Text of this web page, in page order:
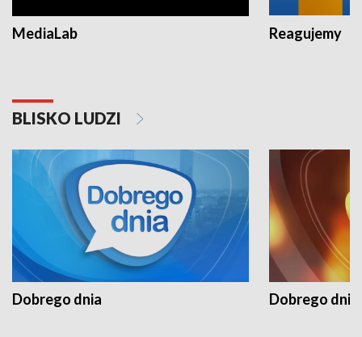
MediaLab Reagujemy
BLISKO LUDZI
Dobrego dnia Dobrego dnia